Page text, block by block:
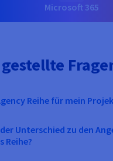
Microsoft 365
Reihe für mein
Unterschied zu den
Reihe?